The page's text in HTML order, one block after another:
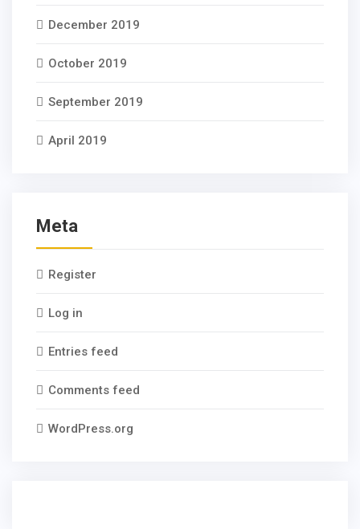
December 2019
October 2019
September 2019
April 2019
Meta
Register
Log in
Entries feed
Comments feed
WordPress.org